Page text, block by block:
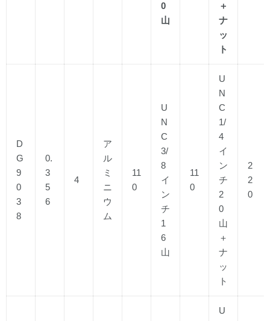
0
山
＋
ナ
ッ
ト
D
G
9
0
3
8
0.
3
5
6
4
ア
ル
ミ
ニ
ウ
ム
11
0
U
N
C
3/
8
イ
ン
チ
1
6
山
11
0
U
N
C
1/
4
イ
ン
チ
2
0
山
＋
ナ
ッ
ト
2
2
0
U